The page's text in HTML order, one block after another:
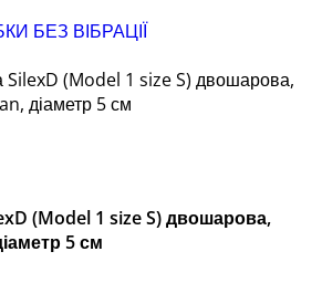
БЕЗ ВІБРАЦІЇ
SilexD (Model 1 size S) двошарова,
діаметр 5 см
(Model 1 size S) двошарова,
5 см